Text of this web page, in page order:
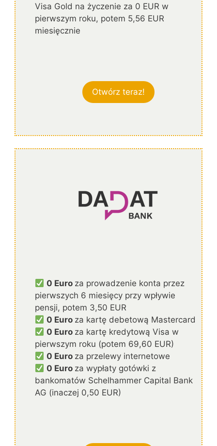
Visa Gold na życzenie za 0 EUR w
pierwszym roku, potem 5,56 EUR
miesięcznie
Otwórz teraz!
0 Euro za prowadzenie konta przez
pierwszych 6 miesięcy przy wpływie
pensji, potem 3,50 EUR
0 Euro za kartę debetową Mastercard
0 Euro za kartę kredytową Visa w
pierwszym roku (potem 69,60 EUR)
0 Euro za przelewy internetowe
0 Euro za wypłaty gotówki z
bankomatów Schelhammer Capital Bank
AG (inaczej 0,50 EUR)